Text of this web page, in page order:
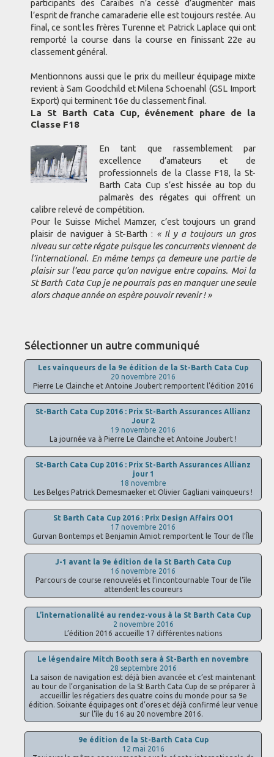
participants des Caraïbes n’a cessé d’augmenter mais
l’esprit de franche camaraderie elle est toujours restée. Au
final, ce sont les frères Turenne et Patrick Laplace qui ont
remporté la course dans la course en finissant 22e au
classement général.
Mentionnons aussi que le prix du meilleur équipage mixte
revient à Sam Goodchild et Milena Schoenahl (GSL Import
Export) qui terminent 16e du classement final.
La St Barth Cata Cup, événement phare de la
Classe F18
En tant que rassemblement par
excellence d’amateurs et de
professionnels de la Classe F18, la St-
Barth Cata Cup s’est hissée au top du
palmarès des régates qui offrent un
calibre relevé de compétition.
Pour le Suisse Michel Mamzer, c’est toujours un grand
plaisir de naviguer à St-Barth : « Il y a toujours un gros
niveau sur cette régate puisque les concurrents viennent de
l’international. En même temps ça demeure une partie de
plaisir sur l’eau parce qu’on navigue entre copains. Moi la
St Barth Cata Cup je ne pourrais pas en manquer une seule
alors chaque année on espère pouvoir revenir ! »
Sélectionner un autre communiqué
Les vainqueurs de la 9e édition de la St-Barth Cata Cup
20 novembre 2016
Pierre Le Clainche et Antoine Joubert remportent l’édition 2016
St-Barth Cata Cup 2016 : Prix St-Barth Assurances Allianz
Jour 2
19 novembre 2016
La journée va à Pierre Le Clainche et Antoine Joubert !
St-Barth Cata Cup 2016 : Prix St-Barth Assurances Allianz
jour 1
18 novembre
Les Belges Patrick Demesmaeker et Olivier Gagliani vainqueurs !
St Barth Cata Cup 2016 : Prix Design Affairs OO1
17 novembre 2016
Gurvan Bontemps et Benjamin Amiot remportent le Tour de l’Île
J-1 avant la 9e édition de la St Barth Cata Cup
16 novembre 2016
Parcours de course renouvelés et l’incontournable Tour de l’île
attendent les coureurs
L’internationalité au rendez-vous à la St Barth Cata Cup
2 novembre 2016
L’édition 2016 accueille 17 différentes nations
Le légendaire Mitch Booth sera à St-Barth en novembre
28 septembre 2016
La saison de navigation est déjà bien avancée et c’est maintenant
au tour de l’organisation de la St Barth Cata Cup de se préparer à
accueillir les régatiers des quatre coins du monde pour sa 9e
édition. Soixante équipages ont d’ores et déjà confirmé leur venue
sur l’île du 16 au 20 novembre 2016.
9e édition de la St-Barth Cata Cup
12 mai 2016